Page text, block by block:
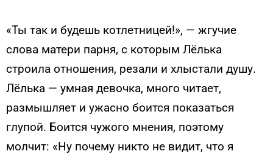
«Ты так и будешь котлетницей!», — жгучие
слова матери парня, с которым Лёлька
строила отношения, резали и хлыстали душу.
Лёлька — умная девочка, много читает,
размышляет и ужасно боится показаться
глупой. Боится чужого мнения, поэтому
молчит: «Ну почему никто не видит, что я